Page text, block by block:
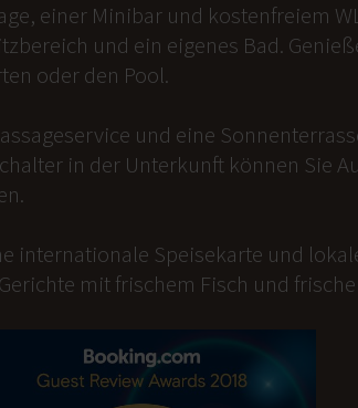
einer Minibar und kostenfreiem
und ein eigenes Bad.
oder den Pool.
und eine
in der Unterkunft können Sie
internationale Speisekarte und
mit frischem Fisch und